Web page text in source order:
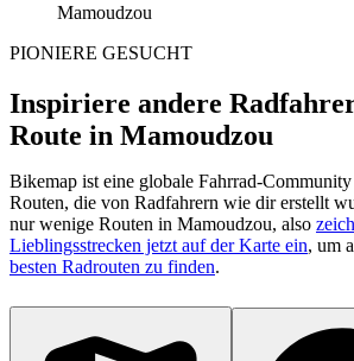
Mamoudzou
PIONIERE GESUCHT
Inspiriere andere
Route in Mamoudzou
Bikemap ist eine globale Fahrrad-
Routen, die von Radfahrern wie dir erstellt
nur wenige Routen in Mamoudzou, also
Lieblingsstrecken jetzt auf der Karte ein, um
besten Radrouten zu finden.